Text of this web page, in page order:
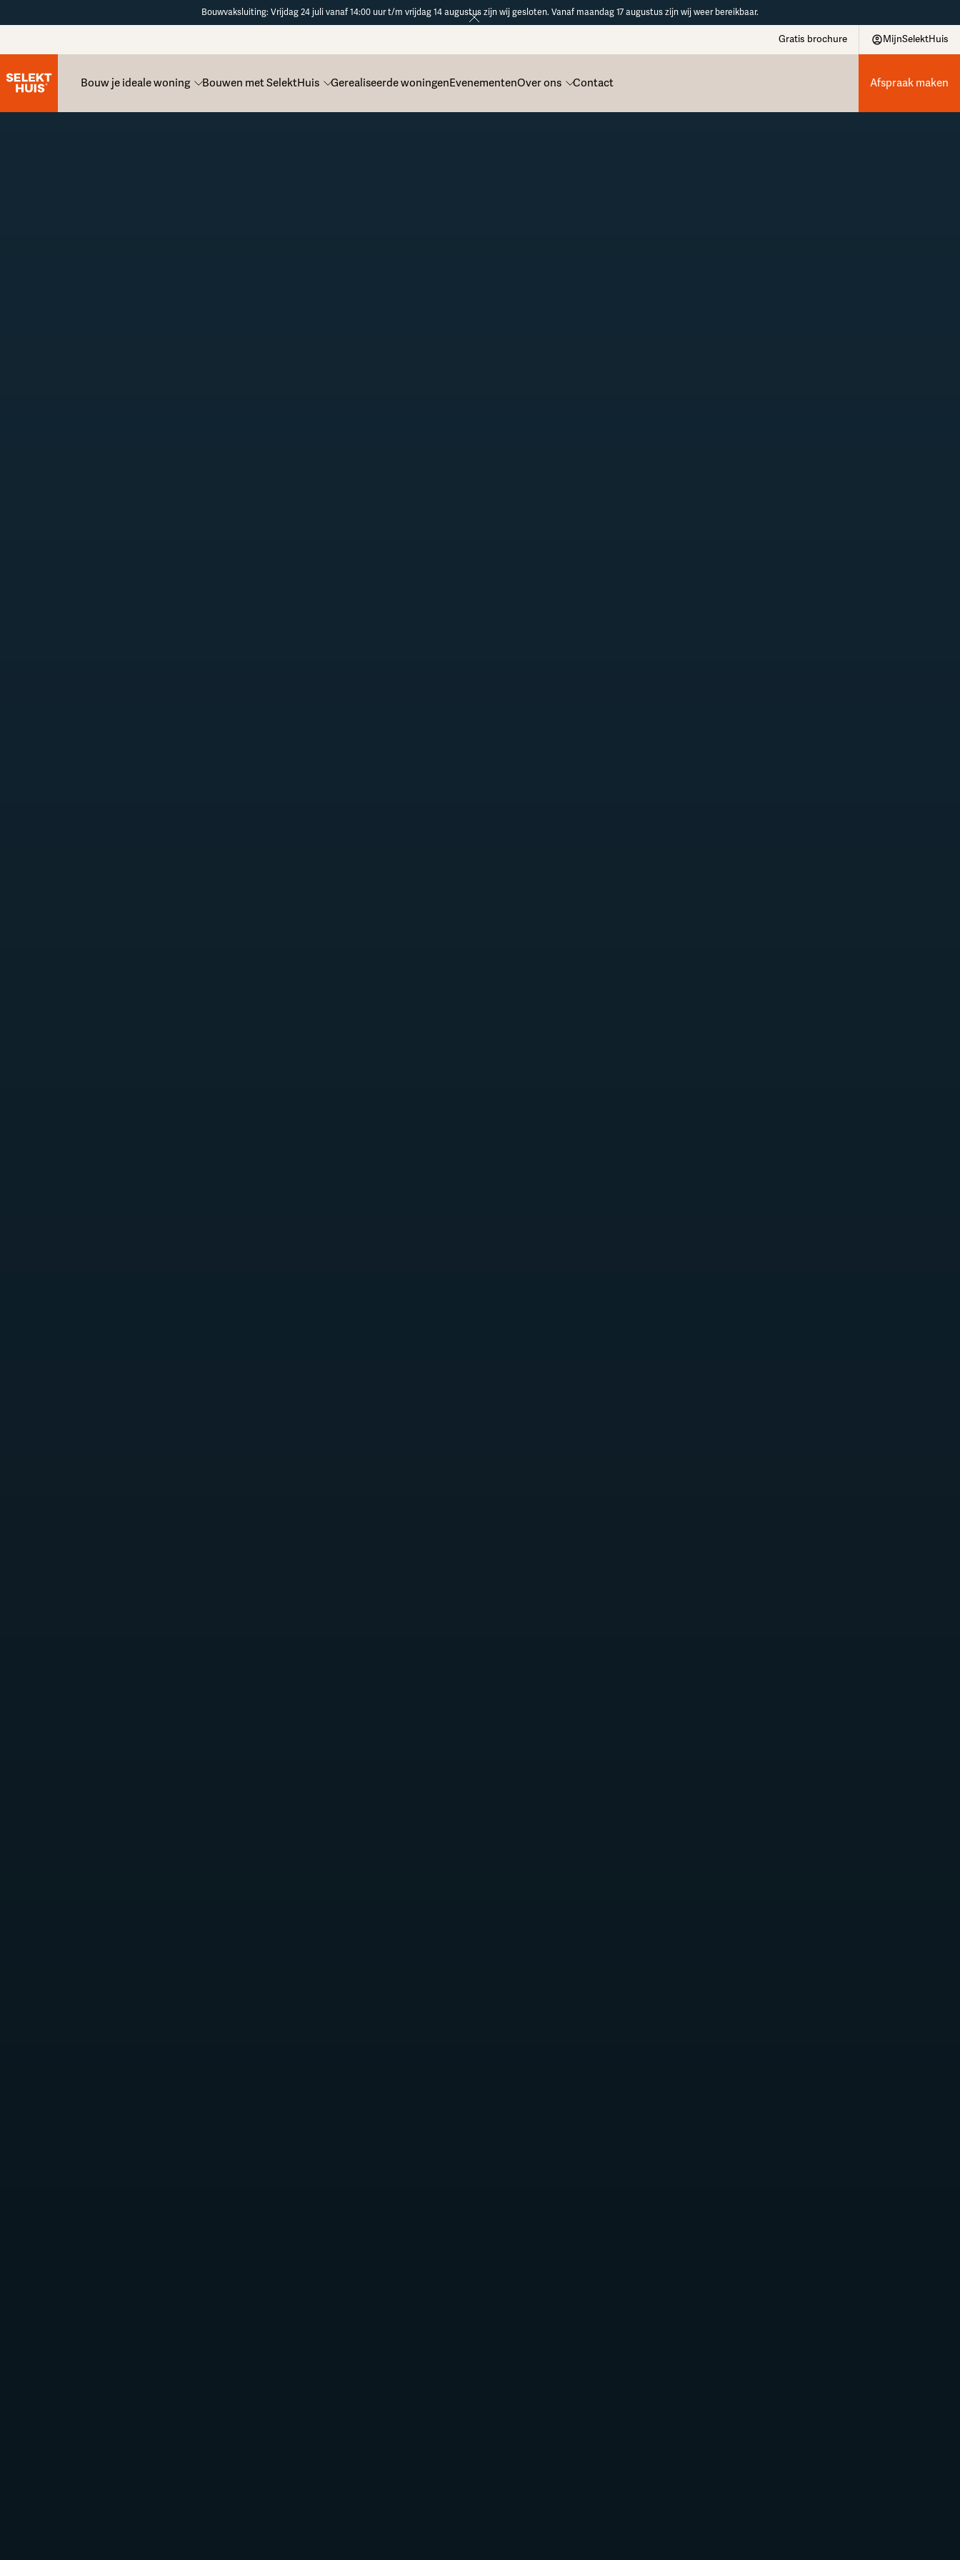
Bouwvaksluiting: Vrijdag 24 juli vanaf 14:00 uur t/m vrijdag 14 augustus zijn wij gesloten. Vanaf maandag 17 augustus zijn wij weer bereikbaar.
Bouw je ideale woning Bouwen met SelektHuis Gerealiseerde woningenEvenementenOver ons Contact
Gratis brochure MijnSelektHuis
Afspraak maken